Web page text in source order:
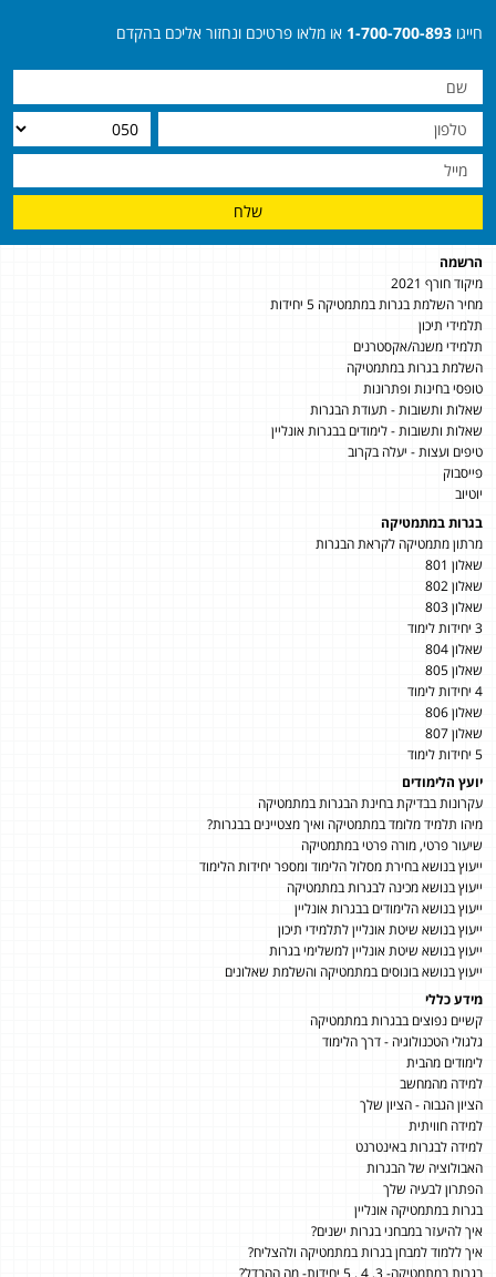
חייגו 1-700-700-893 או מלאו פרטיכם ונחזור אליכם בהקדם
שלח
הרשמה
מיקוד חורף 2021
מחיר השלמת בגרות במתמטיקה 5 יחידות
תלמידי תיכון
תלמידי משנה/אקסטרנים
השלמת בגרות במתמטיקה
טופסי בחינות ופתרונות
שאלות ותשובות - תעודת הבגרות
שאלות ותשובות - לימודים בבגרות אונליין
טיפים ועצות - יעלה בקרוב
פייסבוק
יוטיוב
בגרות במתמטיקה
מרתון מתמטיקה לקראת הבגרות
שאלון 801
שאלון 802
שאלון 803
3 יחידות לימוד
שאלון 804
שאלון 805
4 יחידות לימוד
שאלון 806
שאלון 807
5 יחידות לימוד
יועץ הלימודים
עקרונות בבדיקת בחינת הבגרות במתמטיקה
מיהו תלמיד מלומד במתמטיקה ואיך מצטיינים בבגרות?
שיעור פרטי, מורה פרטי במתמטיקה
ייעוץ בנושא בחירת מסלול הלימוד ומספר יחידות הלימוד
ייעוץ בנושא מכינה לבגרות במתמטיקה
ייעוץ בנושא הלימודים בבגרות אונליין
ייעוץ בנושא שיטת אונליין לתלמידי תיכון
ייעוץ בנושא שיטת אונליין למשלימי בגרות
ייעוץ בנושא בונוסים במתמטיקה והשלמת שאלונים
מידע כללי
קשיים נפוצים בבגרות במתמטיקה
גלגולי הטכנולוגיה - דרך הלימוד
לימודים מהבית
למידה מהמחשב
הציון הגבוה - הציון שלך
למידה חוויתית
למידה לבגרות באינטרנט
האבולוציה של הבגרות
הפתרון לבעיה שלך
בגרות במתמטיקה אונליין
איך להיעזר במבחני בגרות ישנים?
איך ללמוד למבחן בגרות במתמטיקה ולהצליח?